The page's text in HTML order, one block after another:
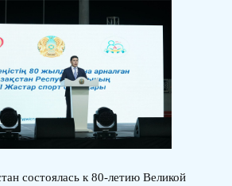
состоялась к 80-летию Великой